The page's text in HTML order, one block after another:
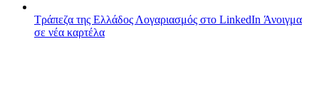
Τράπεζα της Ελλάδος Λογαριασμός στο LinkedIn Άνοιγμα
σε νέα καρτέλα